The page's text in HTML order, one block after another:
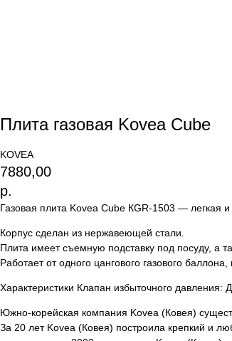
Плита газовая Kovea Cube
KOVEA
7880,00
р.
Газовая плита Kovea Cube КGR-1503 — легкая
Корпус сделан из нержавеющей стали.
Плита имеет съемную подставку под посуду, а
Работает от одного цангового газового
Характеристики Клапан избыточного
Южно-корейская компания Kovea (Ковея)
За 20 лет Kovea (Ковея) построила крепкий и